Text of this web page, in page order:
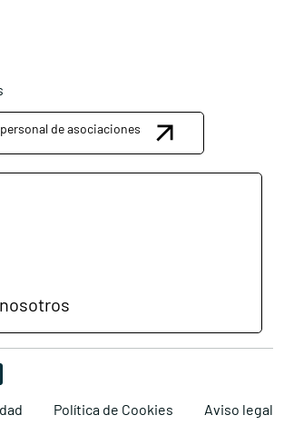
de asociaciones
Política de Cookies Aviso legal